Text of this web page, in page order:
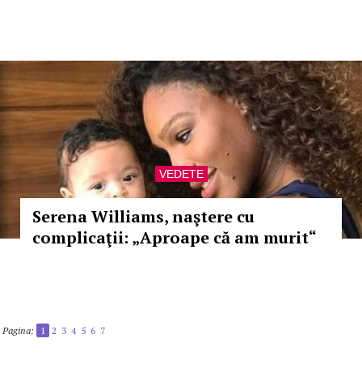
VEDETE
Serena Williams, naştere cu
complicaţii: „Aproape că am murit“
Pagina: 1 2 3 4 5 6 7